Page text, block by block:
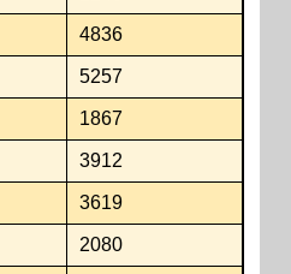
4836
5257
1867
3912
3619
2080